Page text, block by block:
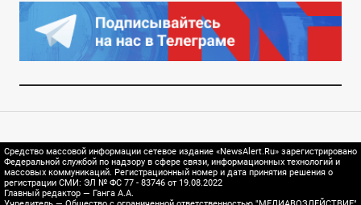
Средство массовой информации сетевое издание «NewsAlert.Ru» зарегистрировано
Федеральной службой по надзору в сфере связи, информационных технологий и
массовых коммуникаций. Регистрационный номер и дата принятия решения о
регистрации СМИ: ЭЛ № ФС 77 - 83746 от 19.08.2022
Главный редактор — Ганга А.А.